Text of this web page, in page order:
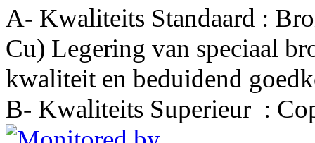
A- Kwaliteits Standaard :
Cu) Legering van speciaal
kwaliteit en beduidend
B- Kwaliteits Superieur :